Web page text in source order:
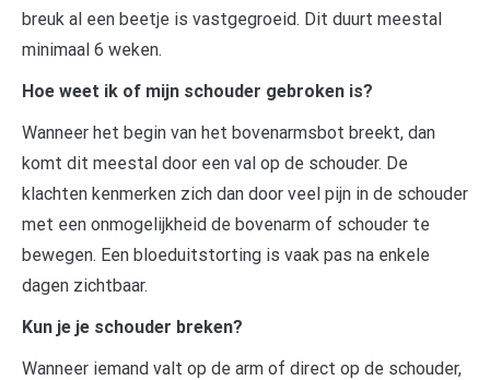
breuk al een beetje is vastgegroeid. Dit duurt meestal
minimaal 6 weken.
Hoe weet ik of mijn schouder gebroken is?
Wanneer het begin van het bovenarmsbot breekt, dan
komt dit meestal door een val op de schouder. De
klachten kenmerken zich dan door veel pijn in de schouder
met een onmogelijkheid de bovenarm of schouder te
bewegen. Een bloeduitstorting is vaak pas na enkele
dagen zichtbaar.
Kun je je schouder breken?
Wanneer iemand valt op de arm of direct op de schouder,